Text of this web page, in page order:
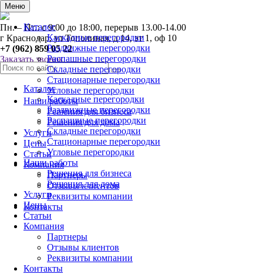
Меню
Каталог
Каскадные перегородки
Раздвижные перегородки
Распашные перегородки
Складные перегородки
Стационарные перегородки
Угловые перегородки
Наши работы
Решения для бизнеса
Решения для дома
Услуги
Цены
Статьи
Компания
Партнеры
Отзывы клиентов
Реквизиты компании
Контакты
0
Пн. – Пт.: с 9:00 до 18:00, перерыв 13.00-14.00
г Краснодар, ул Тополиная, д 14, эт 1, оф 10
+7 (962) 859 05 22
Заказать звонок
Каталог
Каскадные перегородки
Раздвижные перегородки
Распашные перегородки
Складные перегородки
Стационарные перегородки
Угловые перегородки
Наши работы
Решения для бизнеса
Решения для дома
Услуги
Цены
Статьи
Компания
Партнеры
Отзывы клиентов
Реквизиты компании
Контакты